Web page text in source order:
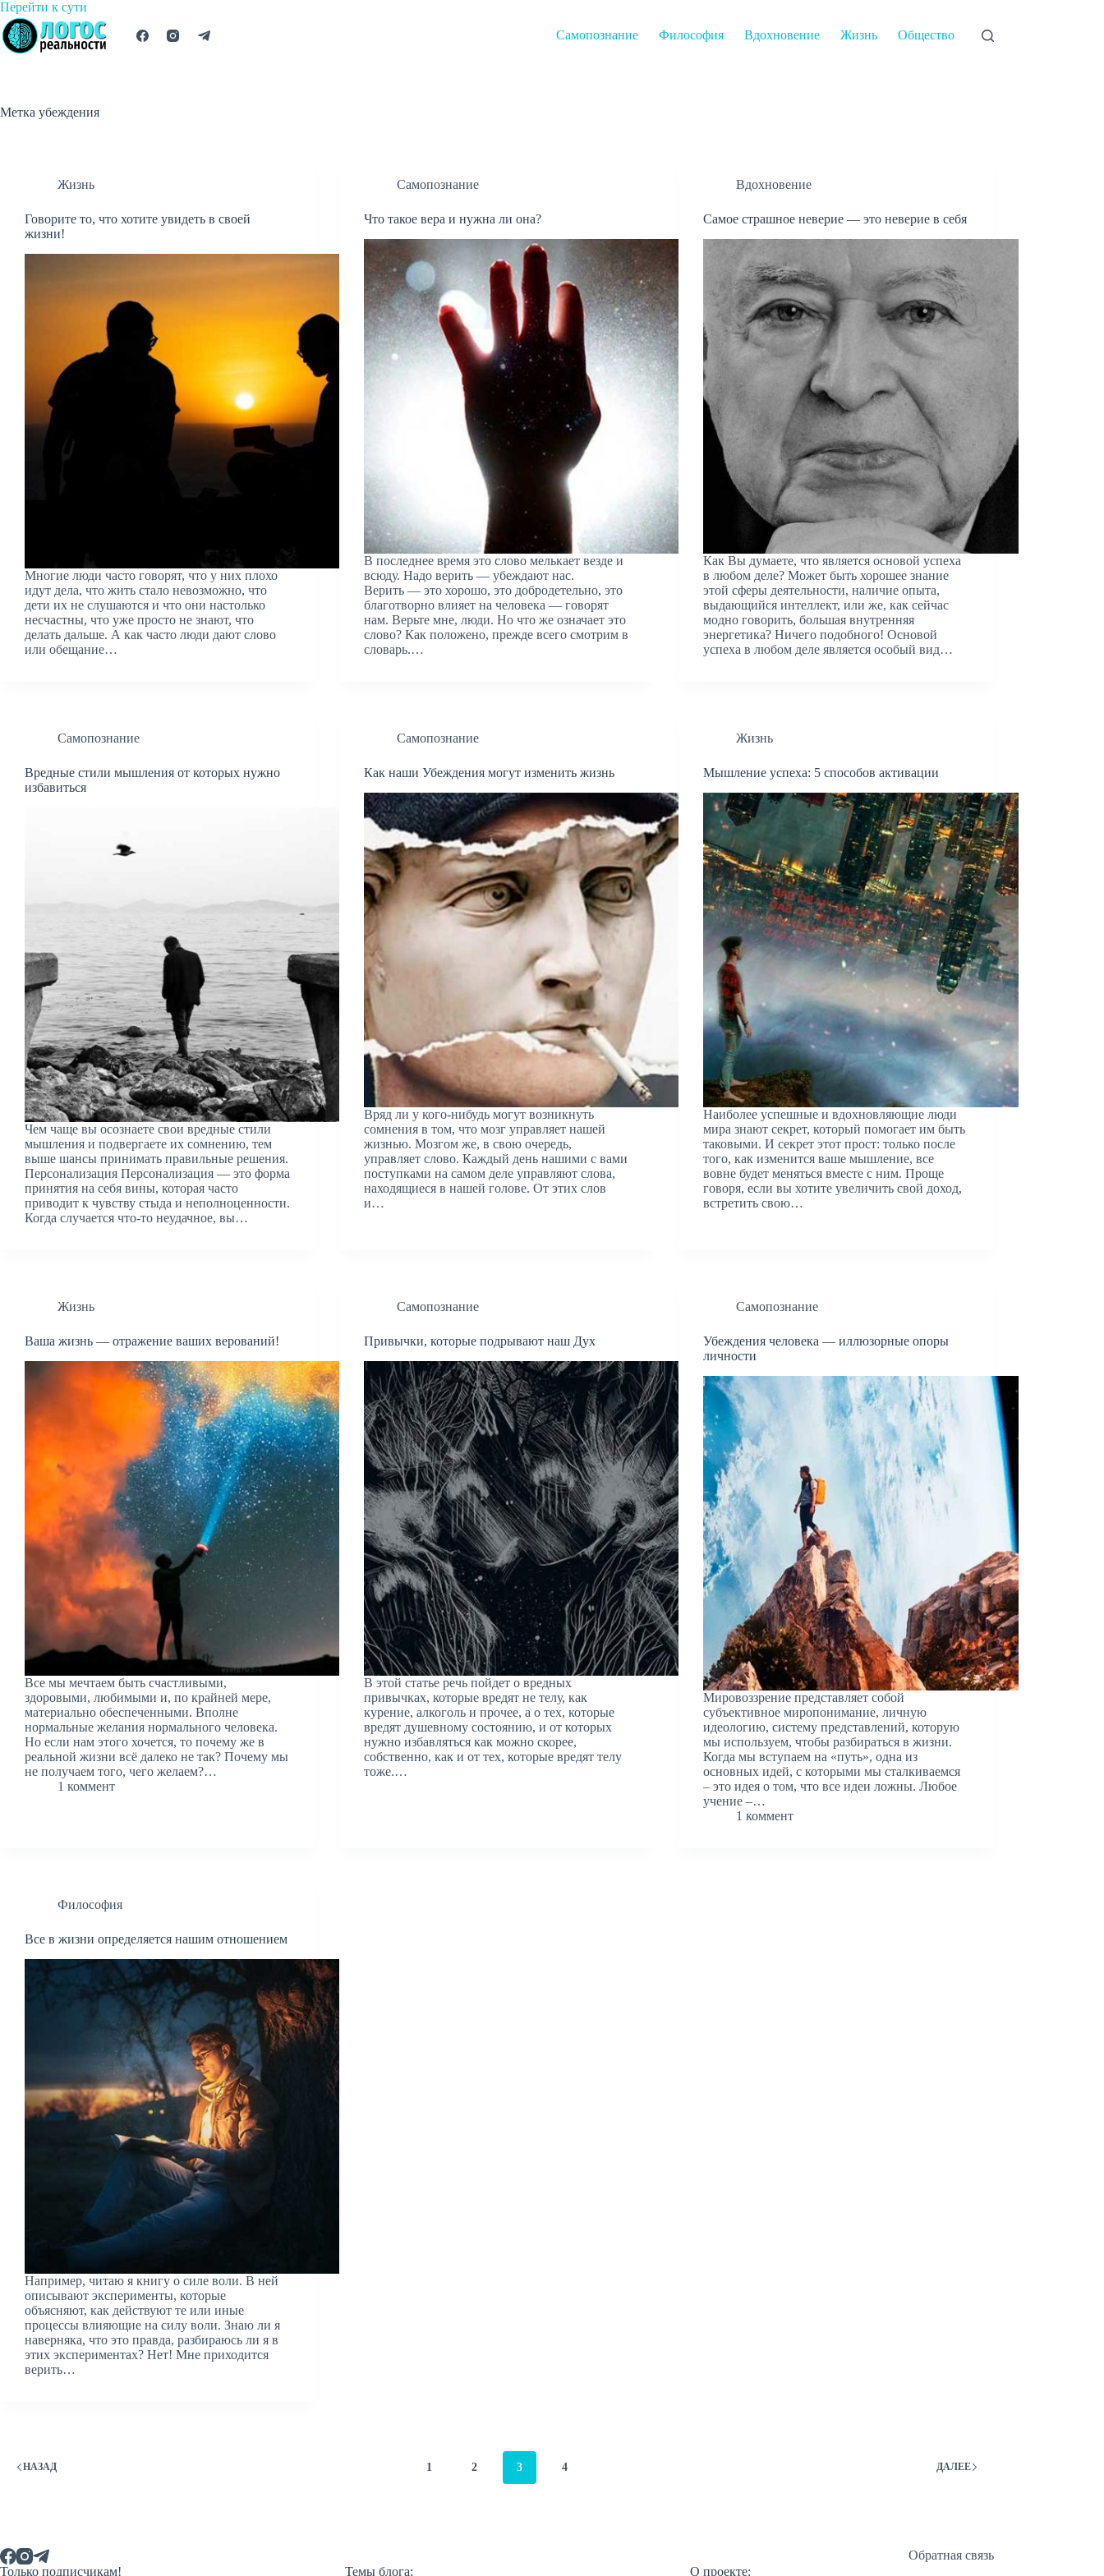
Перейти к сути
к
сути
Самопознание Философия Вдохновение Жизнь Общество
Метка убеждения
Жизнь
Говорите то, что хотите увидеть в своей
жизни!
Многие люди часто говорят, что у них плохо
идут дела, что жить стало невозможно, что
дети их не слушаются и что они настолько
несчастны, что уже просто не знают, что
делать дальше. А как часто люди дают слово
или обещание…
Самопознание
Что такое вера и нужна ли она?
В последнее время это слово мелькает везде и
всюду. Надо верить — убеждают нас.
Верить — это хорошо, это добродетельно, это
благотворно влияет на человека — говорят
нам. Верьте мне, люди. Но что же означает это
слово? Как положено, прежде всего смотрим в
словарь.…
Вдохновение
Самое страшное неверие — это неверие в себя
Как Вы думаете, что является основой успеха
в любом деле? Может быть хорошее знание
этой сферы деятельности, наличие опыта,
выдающийся интеллект, или же, как сейчас
модно говорить, большая внутренняя
энергетика? Ничего подобного! Основой
успеха в любом деле является особый вид…
Самопознание
Вредные стили мышления от которых нужно
избавиться
Чем чаще вы осознаете свои вредные стили
мышления и подвергаете их сомнению, тем
выше шансы принимать правильные решения.
Персонализация Персонализация — это форма
принятия на себя вины, которая часто
приводит к чувству стыда и неполноценности.
Когда случается что-то неудачное, вы…
Самопознание
Как наши Убеждения могут изменить жизнь
Вряд ли у кого-нибудь могут возникнуть
сомнения в том, что мозг управляет нашей
жизнью. Мозгом же, в свою очередь,
управляет слово. Каждый день нашими с вами
поступками на самом деле управляют слова,
находящиеся в нашей голове. От этих слов
и…
Жизнь
Мышление успеха: 5 способов активации
Наиболее успешные и вдохновляющие люди
мира знают секрет, который помогает им быть
таковыми. И секрет этот прост: только после
того, как изменится ваше мышление, все
вовне будет меняться вместе с ним. Проще
говоря, если вы хотите увеличить свой доход,
встретить свою…
Жизнь
Ваша жизнь — отражение ваших верований!
Все мы мечтаем быть счастливыми,
здоровыми, любимыми и, по крайней мере,
материально обеспеченными. Вполне
нормальные желания нормального человека.
Но если нам этого хочется, то почему же в
реальной жизни всё далеко не так? Почему мы
не получаем того, чего желаем?…
1 коммент
Самопознание
Привычки, которые подрывают наш Дух
В этой статье речь пойдет о вредных
привычках, которые вредят не телу, как
курение, алкоголь и прочее, а о тех, которые
вредят душевному состоянию, и от которых
нужно избавляться как можно скорее,
собственно, как и от тех, которые вредят телу
тоже.…
Самопознание
Убеждения человека — иллюзорные опоры
личности
Мировоззрение представляет собой
субъективное миропонимание, личную
идеологию, систему представлений, которую
мы используем, чтобы разбираться в жизни.
Когда мы вступаем на «путь», одна из
основных идей, с которыми мы сталкиваемся
– это идея о том, что все идеи ложны. Любое
учение –…
1 коммент
Философия
Все в жизни определяется нашим отношением
Например, читаю я книгу о силе воли. В ней
описывают эксперименты, которые
объясняют, как действуют те или иные
процессы влияющие на силу воли. Знаю ли я
наверняка, что это правда, разбираюсь ли я в
этих экспериментах? Нет! Мне приходится
верить…
НАЗАД 1 2 3 4 ДАЛЕЕ
Обратная связь
Только подписчикам!
Темы блога: О проекте: